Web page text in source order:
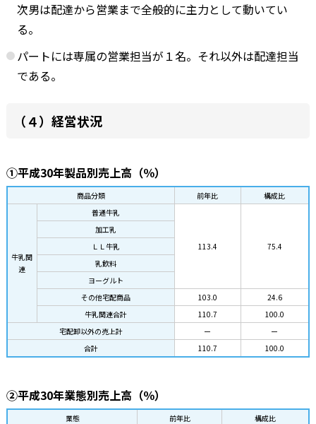
次男は配達から営業まで全般的に主力として動いてい
る。
パートには専属の営業担当が１名。それ以外は配達担当
である。
（４）経営状況
①平成30年製品別売上高（％）
商品分類 前年比 構成比
牛乳関
連
普通牛乳
113.4 75.4
加工乳
ＬＬ牛乳
乳飲料
ヨーグルト
その他宅配商品
103.0
24.6
牛乳関連合計
110.7
100.0
宅配卸以外の売上計
ー
ー
合計
110.7 100.0
②平成30年業態別売上高（％）
業態 前年比
構成比